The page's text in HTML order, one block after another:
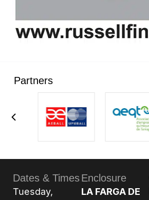
Partners
Dates & Times
Tuesday,
Enclosure
LA FARGA DE